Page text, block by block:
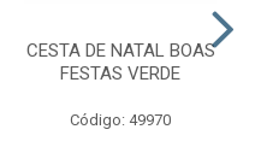
CESTA DE NATAL BOAS
FESTAS VERDE
Código: 49970